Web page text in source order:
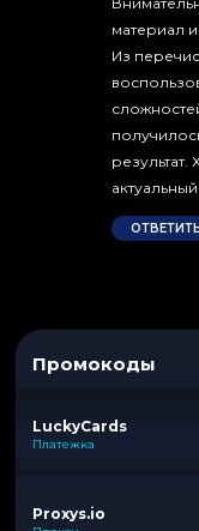
материал
Из
результат.
Промокоды
LuckyCards
Платежка
Proxys.io